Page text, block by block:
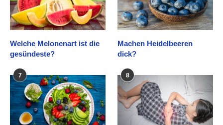
Welche Melonenart ist die
gesündeste?
Machen Heidelbeeren
dick?
7 8